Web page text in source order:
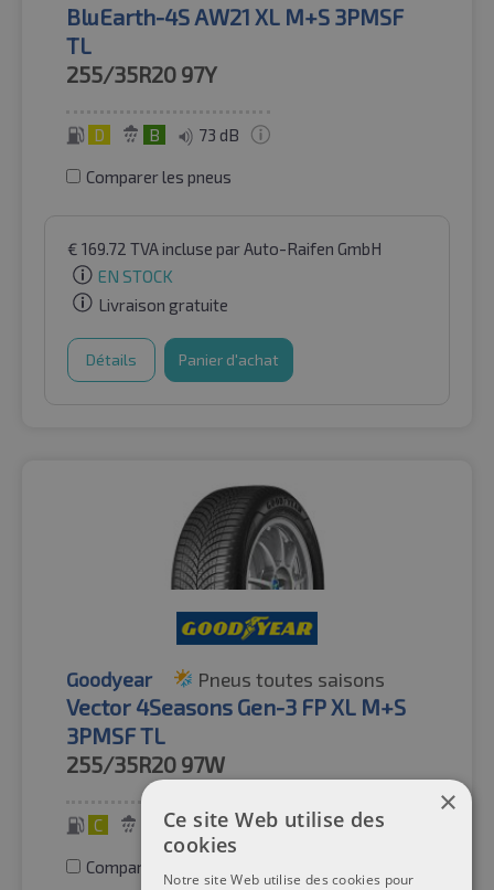
BluEarth-4S AW21 XL M+S 3PMSF
TL
255/35R20 97Y
D B 73 dB
Comparer les pneus
€ 169.72 TVA incluse par Auto-Raifen GmbH
EN STOCK
Livraison gratuite
Détails Panier d'achat
Goodyear Pneus toutes saisons
Vector 4Seasons Gen-3 FP XL M+S
3PMSF TL
255/35R20 97W
C 73 dB
Comparer les pneus
×
Ce site Web utilise des
cookies
Notre site Web utilise des cookies pour